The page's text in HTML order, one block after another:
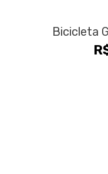
Bicicleta